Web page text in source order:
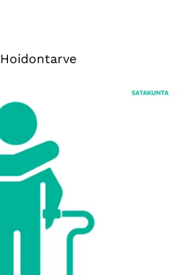
Hoidontarve